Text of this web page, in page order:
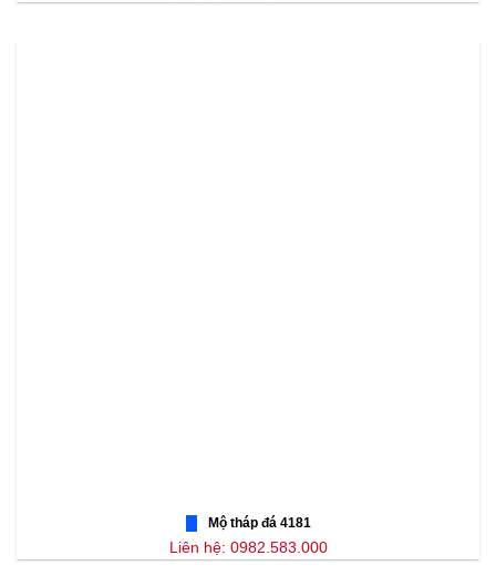
Mộ tháp đá 4181
Liên hệ: 0982.583.000